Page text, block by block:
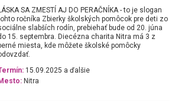
SA ZMESTÍ AJ DO PERAČNÍKA - to je slogan
ročníka Zbierky školských pomôcok pre deti zo
slabších rodín, prebiehať bude od 20. júna
15. septembra. Diecézna charita Nitra má 3 z
miesta, kde môžete školské pomôcky
15.09.2025 a ďalšie
Nitra